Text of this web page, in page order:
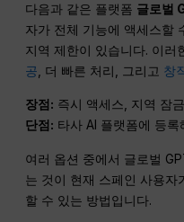
다음과 같은 플랫폼 글로벌
자가 전체 기능에 액세스할
지역 제한이 있습니다. 이러
공 , 더 빠른 처리, 그리고 창
장점: 즉시 액세스, 지역 잠
단점: 타사 AI 플랫폼에 등록
여러 옵션 중에서 글로벌
는 것이 현재 스페인 사용자
할 수 있는 방법입니다.